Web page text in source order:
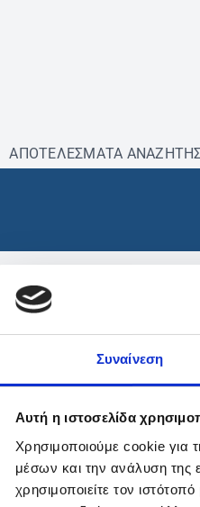
Συναίνεση
Αυτή η ιστοσελίδα
Χρησιμοποιούμε cookie για
μέσων και την ανάλυση της
χρησιμοποιείτε τον
ΑΠΟΤΕΛΕΣΜΑΤΑ